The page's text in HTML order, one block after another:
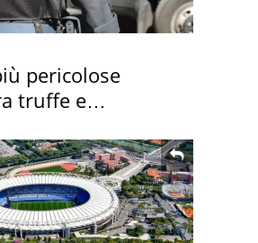
pericolose
truffe e